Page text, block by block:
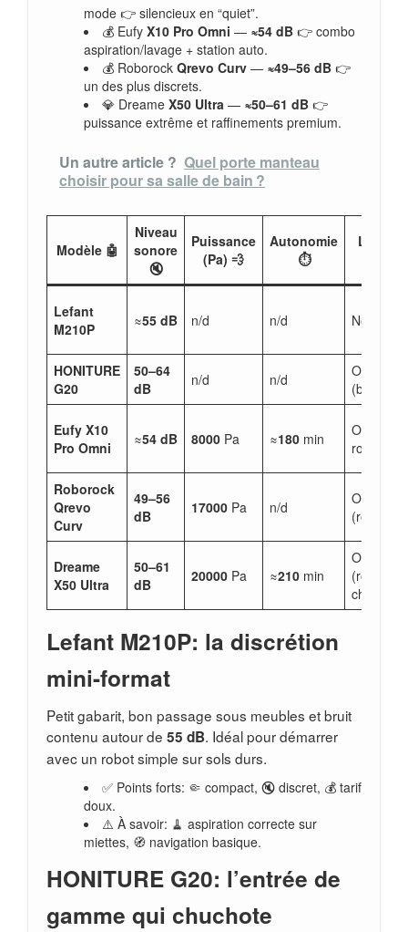
mode 👉 silencieux en “quiet”.
💰 Eufy X10 Pro Omni — ≈54 dB👉 combo
aspiration/lavage + station auto.
💰 Roborock Qrevo Curv— ≈49–56 dB👉
un des plus discrets.
💎 Dreame X50 Ultra— ≈50–61 dB👉
puissance extrême et raffinements premium.
Un autre article ? Quel porte manteau
choisir pour sa salle de bain ?
Modèle 🤖
Niveau
sonore
🔇
Puissance
(Pa) 💨
Autonomie
⏱️
Lavage
Lefant
M210P
≈55 dB n/d n/d Non
HONITURE
G20
50–64
dB
n/d n/d
Oui
(basique)
Eufy X10
Pro Omni
≈54 dB 8000 Pa ≈180 min
Oui (pads
rotatifs)
Roborock
Qrevo
Curv
49–56
dB
17000 Pa n/d
Oui
(rotatif)
Dreame
X50 Ultra
50–61
dB
20000 Pa ≈210 min
Oui
(rotatif,
chauffant)
Lefant M210P: la discrétion
mini-format
Petit gabarit, bon passage sous meubles et bruit
contenu autour de 55 dB. Idéal pour démarrer
avec un robot simple sur sols durs.
✅ Points forts: 🤏 compact, 🔇 discret, 💰 tarif
doux.
⚠️ À savoir: 🧹 aspiration correcte sur
miettes, 🧭 navigation basique.
HONITURE G20: l’entrée de
gamme qui chuchote